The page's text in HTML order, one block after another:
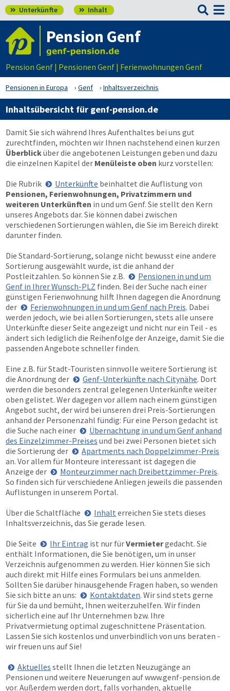
 Unterkünfte  Inhalt 
Pension Genf
Pension Genf | Pensionen Genf | Ferienwohnungen Genf
Pensionen in Europa Genf Inhaltsverzeichnis
Inhaltsübersicht für genf-pension.de
Damit Sie sich während Ihres Aufenthaltes bei uns gut
zurechtfinden, möchten wir Ihnen nachstehend einen kurzen
Überblicküber die angebotenen Leistungen geben und dazu
die einzelnen Kapitel der Menüleiste oben kurz vorstellen:
Die Rubrik
Unterkünfte beinhaltet die Auflistung von
Pensionen, Ferienwohnungen, Privatzimmern und
weiteren Unterkünften in und um Genf. Sie stellt den Kern
unseres Angebots dar. Sie können dabei zwischen
verschiedenen Sortierungen wählen, die Sie im Bereich direkt
darunter finden.
Die Standard-Sortierung, solange nicht bewusst eine andere
Sortierung ausgewählt wurde, ist die anhand der
Postleitzahlen. So können Sie z.B.
Pensionen in und um
Genf in Ihrer Wunsch-PLZ finden. Bei der Suche nach einer
günstigen Ferienwohnung hilft Ihnen dagegen die Anordnung
der
Ferienwohnungen in und um Genf nach Preis. Dabei
werden jedoch, wie bei allen Sortierungen, stets alle unsere
Unterkünfte dieser Seite angezeigt und nicht nur ein Teil - es
ändert sich lediglich die Reihenfolge der Anzeige, damit Sie die
passenden Angebote schneller finden.
Eine z.B. für Stadt-Touristen sinnvolle weitere Sortierung ist
die Anordnung der
Genf-Unterkünfte nach Citynähe. Dort
werden die besonders zentral gelegenen Unterkünfte weiter
oben gelistet. Wer dagegen vor allem nach einem günstigen
Angebot sucht, der wird bei unseren drei Preis-Sortierungen
anhand der Personenzahl fündig: Für eine Person gedacht ist
die Suche nach einer
Übernachtung in und um Genf anhand
des Einzelzimmer-Preises und bei zwei Personen bietet sich
die Sortierung der
Apartments nach Doppelzimmer-Preis
an. Vor allem für Monteure interessant ist dagegen die
Anzeige der
Monteurzimmer nach Dreibettzimmer-Preis.
So finden sich für verschiedene Anliegen jeweils die passenden
Auflistungen in unserem Portal.
Über die Schaltfläche
Inhalt erreichen Sie stets dieses
Inhaltsverzeichnis, das Sie gerade lesen.
Die Seite
Ihr Eintrag ist nur fürVermietergedacht. Sie
enthält Informationen, die Sie benötigen, um in unser
Verzeichnis aufgenommen zu werden. Hier können Sie sich
auch direkt mit Hilfe eines Formulars bei uns anmelden.
Sollten Sie darüber hinausgehende Fragen haben, so wenden
Sie sich bitte an uns:
Kontaktdaten. Wir sind stets gerne
für Sie da und bemüht, Ihnen weiterzuhelfen. Wir finden
sicherlich eine auf Ihr Unternehmen bzw. Ihre
Privatvermietung optimal zugeschnittene Präsentation.
Lassen Sie sich kostenlos und unverbindlich von uns beraten -
wir freuen uns auf Sie!
Aktuelles stellt Ihnen die letzten Neuzugänge an
Pensionen und weitere Neuerungen aufwww.genf-pension.de
vor. Außerdem werden dort, falls vorhanden, aktuelle